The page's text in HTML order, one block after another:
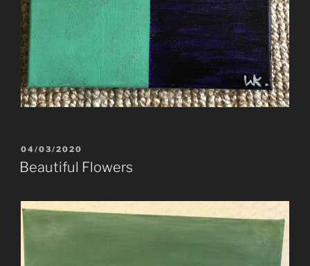
VERÖFFENTLICHT
AM
04/03/2020
Beautiful Flowers